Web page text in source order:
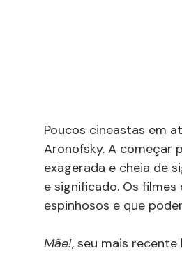
Poucos cineastas em
Aronofsky. A começar
exagerada e cheia de
e significado. Os
espinhosos e que
Mãe!, seu mais